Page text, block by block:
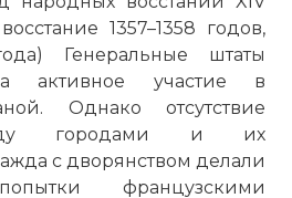
1357–1358 годов,
Генеральные штаты
активное участие в
Однако отсутствие
городами и их
с дворянством делали
французскими